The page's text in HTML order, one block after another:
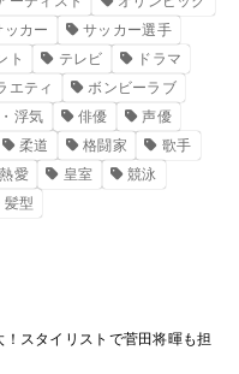
ッカー
サッカー選手
ト テレビ
ドラマ
エティ
ボンビーラブ
浮気 俳優
声優
柔道 格闘家
歌手
熱愛 皇室
競泳
髪型
スタイリストで菅田将暉も担